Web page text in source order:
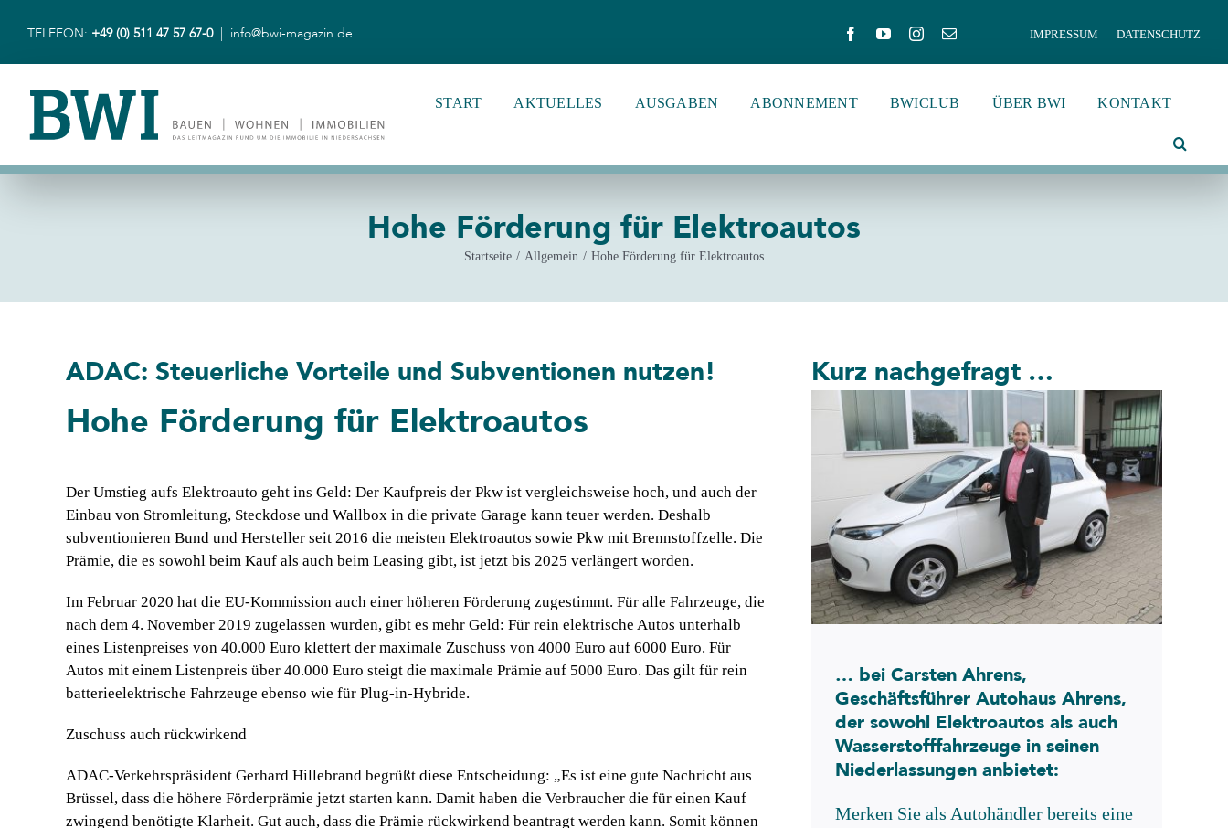
InhaltTELEFON: +49 (0) 511 47 57 67-0 info@bwi-magazin.de IMPRESSUM DATENSCHUTZ
START AKTUELLES AUSGABEN ABONNEMENT BWICLUB ÜBER BWI KONTAKT
Hohe Förderung für Elektroautos
Startseite Allgemein Hohe Förderung für Elektroautos
ADAC: Steuerliche Vorteile und Subventionen nutzen!
Hohe Förderung für Elektroautos
Der Umstieg aufs Elektroauto geht ins Geld: Der Kaufpreis der Pkw ist vergleichsweise hoch, und auch der
Einbau von Stromleitung, Steckdose und Wallbox in die private Garage kann teuer werden. Deshalb
subventionieren Bund und Hersteller seit 2016 die meisten Elektroautos sowie Pkw mit Brennstoffzelle. Die
Prämie, die es sowohl beim Kauf als auch beim Leasing gibt, ist jetzt bis 2025 verlängert worden.
Im Februar 2020 hat die EU-Kommission auch einer höheren Förderung zugestimmt. Für alle Fahrzeuge, die
nach dem 4. November 2019 zugelassen wurden, gibt es mehr Geld: Für rein elektrische Autos unterhalb
eines Listenpreises von 40.000 Euro klettert der maximale Zuschuss von 4000 Euro auf 6000 Euro. Für
Autos mit einem Listenpreis über 40.000 Euro steigt die maximale Prämie auf 5000 Euro. Das gilt für rein
batterieelektrische Fahrzeuge ebenso wie für Plug-in-Hybride.
Zuschuss auch rückwirkend
ADAC-Verkehrspräsident Gerhard Hillebrand begrüßt diese Entscheidung: „Es ist eine gute Nachricht aus
Brüssel, dass die höhere Förderprämie jetzt starten kann. Damit haben die Verbraucher die für einen Kauf
zwingend benötigte Klarheit. Gut auch, dass die Prämie rückwirkend beantragt werden kann. Somit können
Kurz nachgefragt …
… bei Carsten Ahrens,
Geschäftsführer Autohaus Ahrens,
der sowohl Elektroautos als auch
Wasserstofffahrzeuge in seinen
Niederlassungen anbietet:
Merken Sie als Autohändler bereits eine